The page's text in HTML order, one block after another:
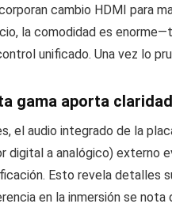
cambio HDMI para
la comodidad es
unificado. Una vez lo
gama aporta
el audio integrado de la
digital a analógico) externo
Esto revela detalles
en la inmersión se nota